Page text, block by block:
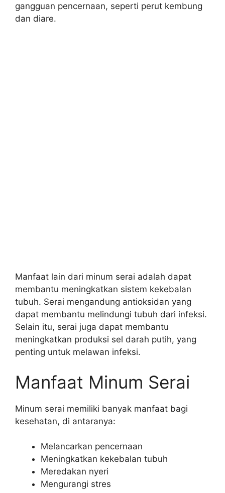
gangguan pencernaan, seperti perut kembung
dan diare.
Manfaat lain dari minum serai adalah dapat
membantu meningkatkan sistem kekebalan
tubuh. Serai mengandung antioksidan yang
dapat membantu melindungi tubuh dari infeksi.
Selain itu, serai juga dapat membantu
meningkatkan produksi sel darah putih, yang
penting untuk melawan infeksi.
Manfaat Minum Serai
Minum serai memiliki banyak manfaat bagi
kesehatan, di antaranya:
Melancarkan pencernaan
Meningkatkan kekebalan tubuh
Meredakan nyeri
Mengurangi stres